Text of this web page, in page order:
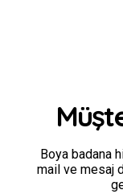
Boya badana
mail ve mesaj